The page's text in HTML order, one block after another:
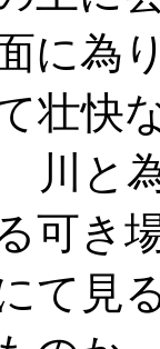
に為
壮快
川と
可き
て見